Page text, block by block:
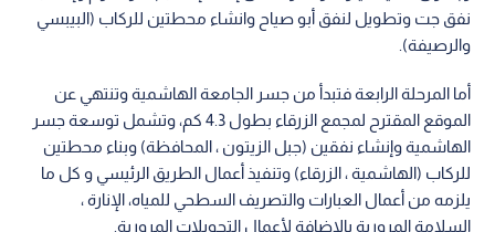
نفق جت وتطويل لنفق أبو صياح وانشاء محطتين للركاب (البيبسي
والرصيفة).
أما المرحلة الرابعة فتبدأ من جسر الجامعة الھاشمیة وتنتھي عن
الموقع المقترح لمجمع الزرقاء بطول 4.3 كم، وتشمل توسعة جسر
الهاشمية وإنشاء نفقين (جبل الزيتون ، المحافظة) وبناء محطتين
للركاب (الهاشمية ، الزرقاء) وتنفيذ أعمال الطريق الرئيسي و كل ما
يلزمه من أعمال العبارات والتصريف السطحي للمياه، الإنارة ،
السلامة المرورية بالإضافة لأعمال التحويلات المرورية.